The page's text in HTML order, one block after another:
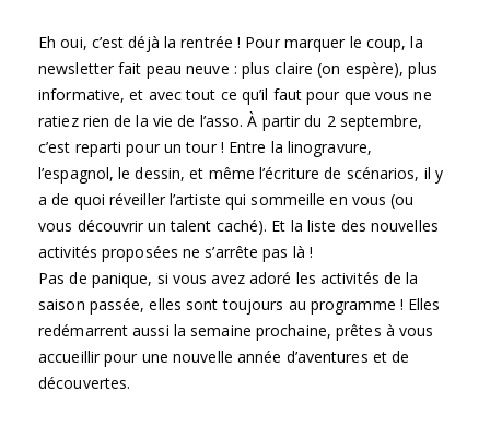
Eh oui, c’est déjà la rentrée ! Pour marquer le coup, la
newsletter fait peau neuve : plus claire (on espère), plus
informative, et avec tout ce qu’il faut pour que vous ne
ratiez rien de la vie de l’asso. À partir du 2 septembre,
c’est reparti pour un tour ! Entre la linogravure,
l’espagnol, le dessin, et même l’écriture de scénarios, il y
a de quoi réveiller l’artiste qui sommeille en vous (ou
vous découvrir un talent caché). Et la liste des nouvelles
activités proposées ne s’arrête pas là !
Pas de panique, si vous avez adoré les activités de la
saison passée, elles sont toujours au programme ! Elles
redémarrent aussi la semaine prochaine, prêtes à vous
accueillir pour une nouvelle année d’aventures et de
découvertes.